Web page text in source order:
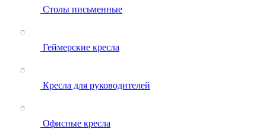
Столы письменные
Геймерские кресла
Кресла для руководителей
Офисные кресла